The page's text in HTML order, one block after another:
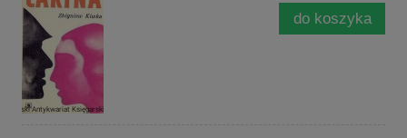
do koszyka